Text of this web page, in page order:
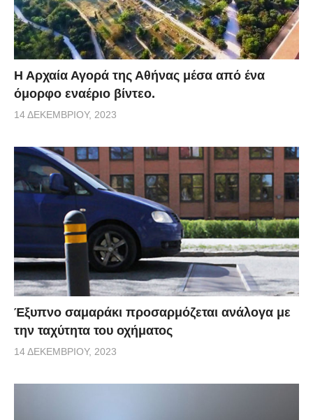
Η Αρχαία Αγορά της Αθήνας μέσα από ένα
όμορφο εναέριο βίντεο.
14 ΔΕΚΕΜΒΡΊΟΥ, 2023
Έξυπνο σαμαράκι προσαρμόζεται ανάλογα με
την ταχύτητα του οχήματος
14 ΔΕΚΕΜΒΡΊΟΥ, 2023